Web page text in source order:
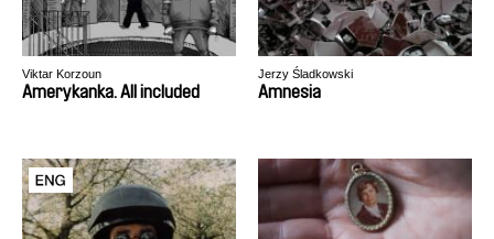
Viktar Korzoun
Amerykanka. All included
Jerzy Śladkowski
Amnesia